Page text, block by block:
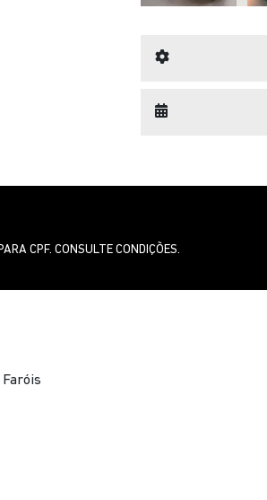
CPF. CONSULTE CONDIÇÕES.